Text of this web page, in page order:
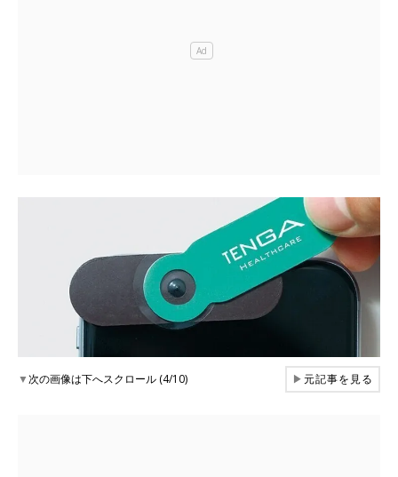
▼次の画像は下へスクロール (4/10) ▶元記事を見る